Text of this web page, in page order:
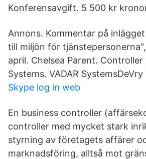
Konferensavgift. 5 500 kr
Annons. Kommentar på
till miljön för tjänstepersonerna",
april. Chelsea Parent. Controller
Systems. VADAR
Skype log in web
En business controller
controller med mycket stark
styrning av företagets affärer
marknadsföring, alltså mot